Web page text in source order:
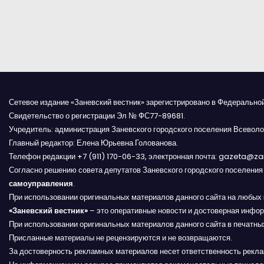
и
я
з
а
п
и
с
е
Сетевое издание «Заневский вестник» зарегистрировано в
Свидетельство о регистрации Эл № ФС77-89681.
Учредитель: администрация Заневского городского поселения
Главный редактор: Елена Юрьевна Голованова.
Телефон редакции +7 (911) 170-06-33, электронная почта:
Согласно решению совета депутатов Заневского городского поселения
самоуправления.
При использовании оригинальных материалов данного сайта на
«Заневский вестник» – это оперативные новости и достоверная
При использовании оригинальных материалов данного сайта в
Присланные материалы не рецензируются и не возвращаются.
За достоверность рекламных материалов несет ответственность